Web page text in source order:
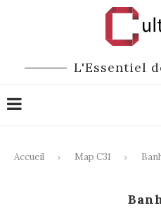
L'Essentiel
Accueil Map C31